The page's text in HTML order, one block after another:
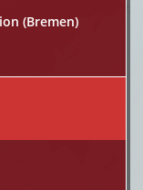
(Bremen)